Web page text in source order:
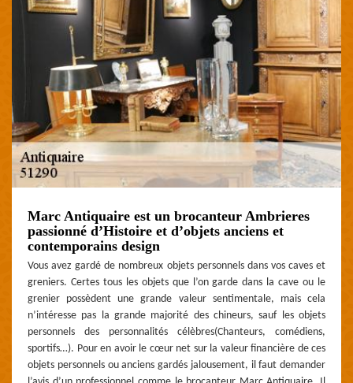
Marc Antiquaire est un brocanteur Ambrieres
passionné d’Histoire et d’objets anciens et
contemporains design
Vous avez gardé de nombreux objets personnels dans vos caves et
greniers. Certes tous les objets que l’on garde dans la cave ou le
grenier possèdent une grande valeur sentimentale, mais cela
n’intéresse pas la grande majorité des chineurs, sauf les objets
personnels des personnalités célèbres(Chanteurs, comédiens,
sportifs…). Pour en avoir le cœur net sur la valeur financière de ces
objets personnels ou anciens gardés jalousement, il faut demander